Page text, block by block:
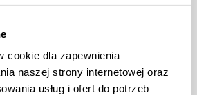
cookie dla zapewnienia
naszej strony internetowej oraz
usług i ofert do potrzeb
Kupon ważny do odwołania